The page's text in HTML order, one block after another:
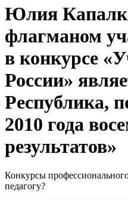
Юлия
флагманом
в конкурсе
России»
Республика,
2010 года
результатов»
Конкурсы
педагогу?